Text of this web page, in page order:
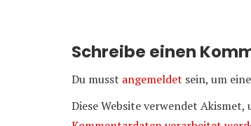
Schreibe einen
Du musst angemeldet sein, um
Diese Website verwendet Akismet,